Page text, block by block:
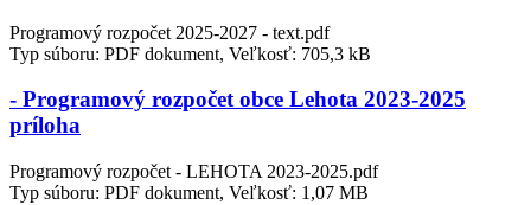
Programový rozpočet 2025-2027 - text.pdf
Typ súboru: PDF dokument, Veľkosť: 705,3 kB
- Programový rozpočet obce Lehota 2023-2025
príloha
Programový rozpočet - LEHOTA 2023-2025.pdf
Typ súboru: PDF dokument, Veľkosť: 1,07 MB